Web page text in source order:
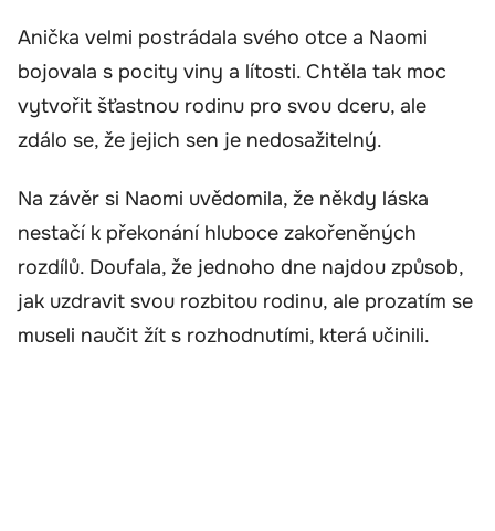
Anička velmi postrádala svého otce a Naomi
bojovala s pocity viny a lítosti. Chtěla tak moc
vytvořit šťastnou rodinu pro svou dceru, ale
zdálo se, že jejich sen je nedosažitelný.
Na závěr si Naomi uvědomila, že někdy láska
nestačí k překonání hluboce zakořeněných
rozdílů. Doufala, že jednoho dne najdou způsob,
jak uzdravit svou rozbitou rodinu, ale prozatím se
museli naučit žít s rozhodnutími, která učinili.